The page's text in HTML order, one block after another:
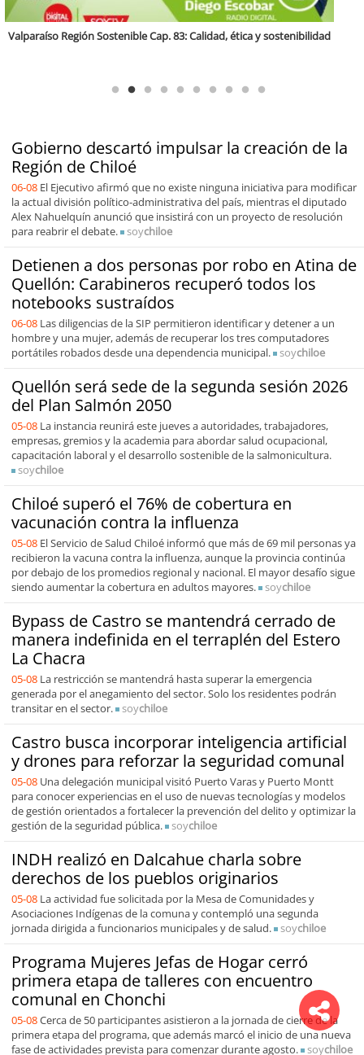
Gobierno descartó impulsar la creación de la
Región de Chiloé
06-08 El Ejecutivo afirmó que no existe ninguna iniciativa para modificar
la actual división político-administrativa del país, mientras el diputado
Alex Nahuelquín anunció que insistirá con un proyecto de resolución
para reabrir el debate.
soychiloe
Detienen a dos personas por robo en Atina de
Quellón: Carabineros recuperó todos los
notebooks sustraídos
06-08 Las diligencias de la SIP permitieron identificar y detener a un
hombre y una mujer, además de recuperar los tres computadores
portátiles robados desde una dependencia municipal.
soychiloe
Quellón será sede de la segunda sesión 2026
del Plan Salmón 2050
05-08 La instancia reunirá este jueves a autoridades, trabajadores,
empresas, gremios y la academia para abordar salud ocupacional,
capacitación laboral y el desarrollo sostenible de la salmonicultura.
soychiloe
Chiloé superó el 76% de cobertura en
vacunación contra la influenza
05-08 El Servicio de Salud Chiloé informó que más de 69 mil personas ya
recibieron la vacuna contra la influenza, aunque la provincia continúa
por debajo de los promedios regional y nacional. El mayor desafío sigue
siendo aumentar la cobertura en adultos mayores.
soychiloe
Bypass de Castro se mantendrá cerrado de
manera indefinida en el terraplén del Estero
La Chacra
05-08 La restricción se mantendrá hasta superar la emergencia
generada por el anegamiento del sector. Solo los residentes podrán
transitar en el sector.
soychiloe
Castro busca incorporar inteligencia artificial
y drones para reforzar la seguridad comunal
05-08 Una delegación municipal visitó Puerto Varas y Puerto Montt
para conocer experiencias en el uso de nuevas tecnologías y modelos
de gestión orientados a fortalecer la prevención del delito y optimizar la
gestión de la seguridad pública.
soychiloe
INDH realizó en Dalcahue charla sobre
derechos de los pueblos originarios
05-08 La actividad fue solicitada por la Mesa de Comunidades y
Asociaciones Indígenas de la comuna y contempló una segunda
jornada dirigida a funcionarios municipales y de salud.
soychiloe
Programa Mujeres Jefas de Hogar cerró
primera etapa de talleres con encuentro
comunal en Chonchi
05-08Cerca de 50 participantes asistieron a la jornada de cierre de la
primera etapa del programa, que además marcó el inicio de una nueva
fase de actividades prevista para comenzar durante agosto.
soychiloe